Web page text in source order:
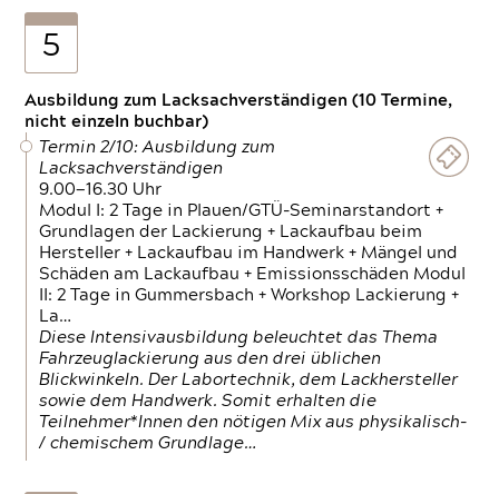
5
Ausbildung zum Lacksachverständigen (10 Termine,
nicht einzeln buchbar)
Termin 2/10: Ausbildung zum
Lacksachverständigen
9.00—16.30 Uhr
Modul I: 2 Tage in Plauen/GTÜ-Seminarstandort +
Grundlagen der Lackierung + Lackaufbau beim
Hersteller + Lackaufbau im Handwerk + Mängel und
Schäden am Lackaufbau + Emissionsschäden Modul
II: 2 Tage in Gummersbach + Workshop Lackierung +
La…
Diese Intensivausbildung beleuchtet das Thema
Fahrzeuglackierung aus den drei üblichen
Blickwinkeln. Der Labortechnik, dem Lackhersteller
sowie dem Handwerk. Somit erhalten die
Teilnehmer*Innen den nötigen Mix aus physikalisch-
/ chemischem Grundlage…